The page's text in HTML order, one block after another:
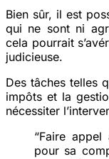
Bien sûr, il est
qui ne sont ni
cela pourrait
judicieuse.
Des tâches telles
impôts et la
nécessiter
“Faire
pour sa